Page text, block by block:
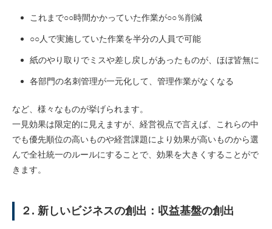
これまで○○時間かかっていた作業が○○％削減
○○人で実施していた作業を半分の人員で可能
紙のやり取りでミスや差し戻しがあったものが、ほぼ皆無に
各部門の名刺管理が一元化して、管理作業がなくなる
など、様々なものが挙げられます。
一見効果は限定的に見えますが、経営視点で言えば、これらの中
でも優先順位の高いものや経営課題により効果が高いものから選
んで全社統一のルールにすることで、効果を大きくすることがで
きます。
２. 新しいビジネスの創出：収益基盤の創出